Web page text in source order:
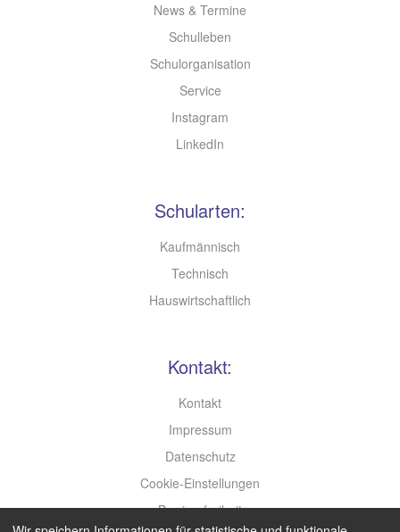
News & Termine
Schulleben
Schulorganisation
Service
Instagram
LinkedIn
Schularten:
Kaufmännisch
Technisch
Hauswirtschaftlich
Kontakt:
Kontakt
Impressum
Datenschutz
Cookie-Einstellungen
Barrierefreiheit